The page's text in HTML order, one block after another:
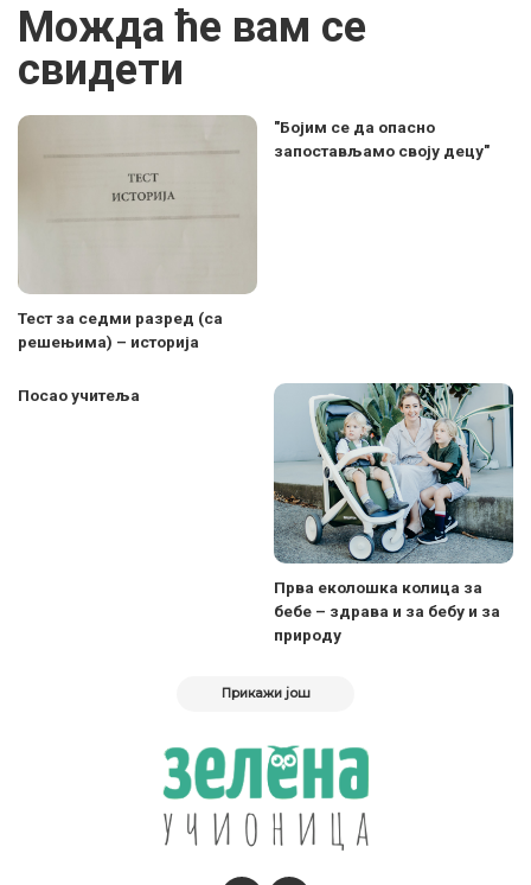
Можда ће вам се
свидети
Тест за седми разред (са
решењима) – историја
"Бојим се да опасно
запостављамо своју децу"
Посао учитеља
Прва еколошка колица за
бебе – здрава и за бебу и за
природу
Прикажи још